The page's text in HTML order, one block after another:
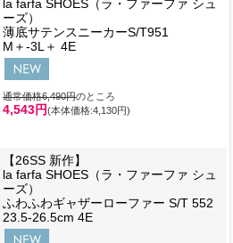
la farfa SHOES（ラ・ファーファ シュ
ーズ）
薄底サテンスニーカーS/T951
M＋-3L＋ 4E
通常価格6,490円のところ
4,543円(本体価格:4,130円)
【26SS 新作】
la farfa SHOES（ラ・ファーファ シュ
ーズ）
ふわふわギャザーローファー S/T 552
23.5-26.5cm 4E